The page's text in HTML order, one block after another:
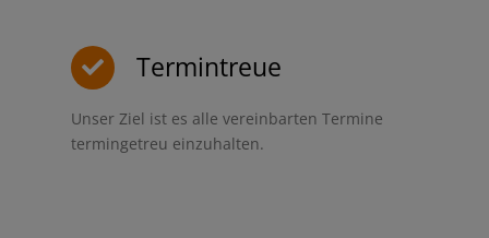
Termintreue
Unser Ziel ist es alle vereinbarten Termine
termingetreu einzuhalten.